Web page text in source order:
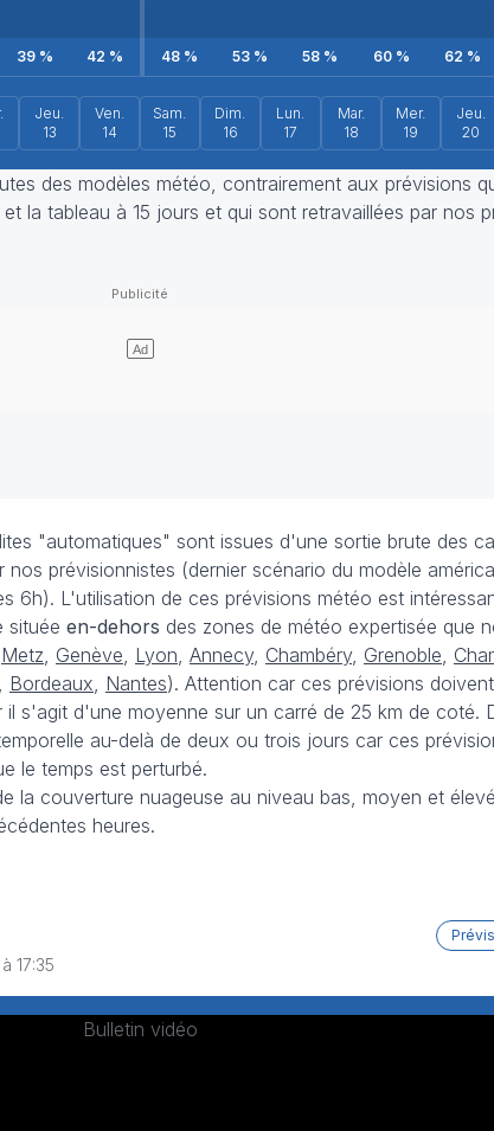
39 % 42 % 48 % 53% 58% 60% 62 %
Jeu.
13
Ven.
14
Sam.
15
Dim.
16
Lun.
17
Mar.
18
Mer.
19
Jeu.
20
des modèles météo, contrairement aux prévisions
la tableau à 15 jours et qui sont retravaillées par nos
"automatiques" sont issues d'une sortie brute des
prévisionnistes (dernier scénario du modèle
6h). L'utilisation de ces prévisions météo est
située en-dehors des zones de météo expertisée que
Metz, Genève, Lyon, Annecy, Chambéry, Grenoble,
, Bordeaux, Nantes). Attention car ces prévisions
s'agit d'une moyenne sur un carré de 25 km de coté.
au-delà de deux ou trois jours car ces
le temps est perturbé.
la couverture nuageuse au niveau bas, moyen et
heures.
17:35
Bulletin vidéo